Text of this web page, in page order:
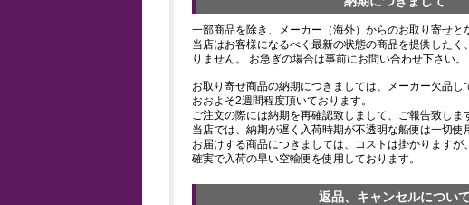
一部商品を除き、メーカー（海外）からのお取り寄せと
当店はお客様になるべく最新の状態の商品を提供したく
りません。 お急ぎの場合は事前にお問い合わせ下さい。
お取り寄せ商品の納期につきましては、メーカー欠品し
おおよそ2週間程度頂いております。
ご注文の際には納期を再確認致しまして、ご報告致しま
当店では、納期が遅く入荷時期が不透明な船便は一切使
お届けする商品につきましては、コストは掛かりますが、
確実で入荷の早い空輸便を使用しております。
返品、キャンセルについて